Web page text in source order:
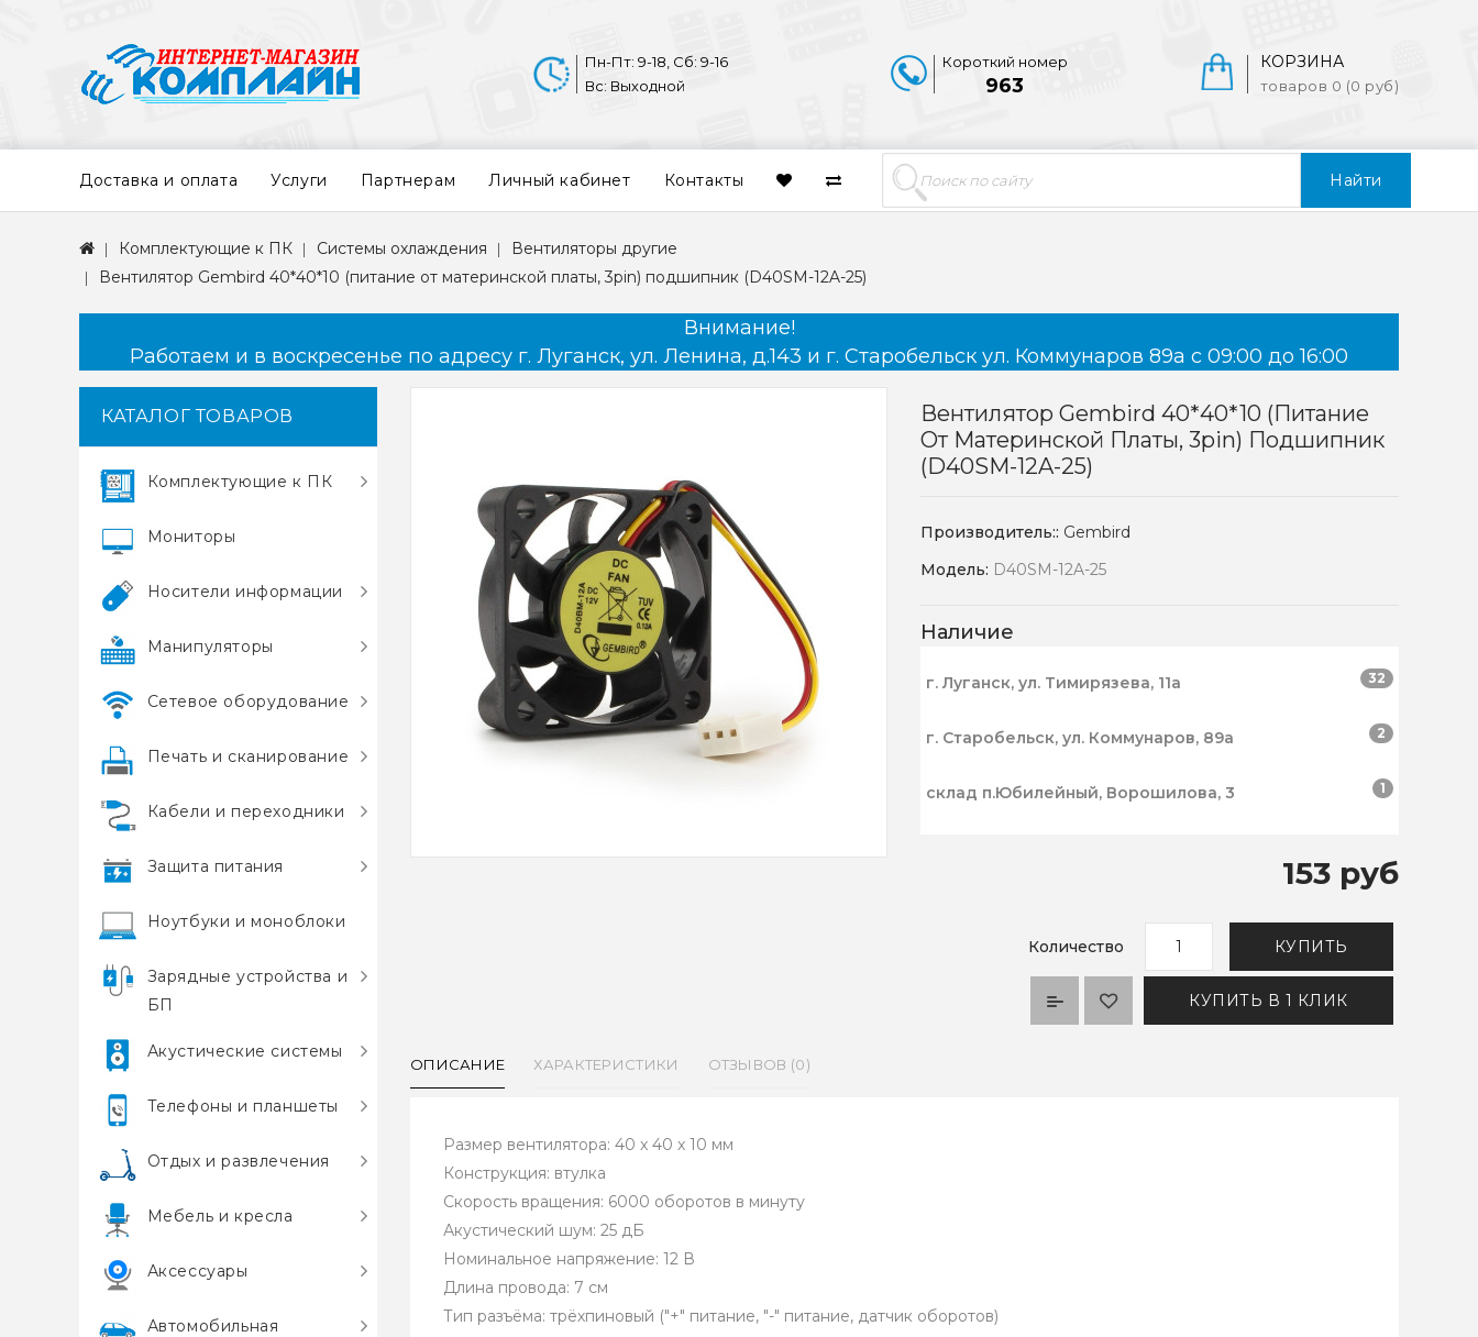
Найти
КОРЗИНА
товаров 0 (0 руб)
Короткий номер
963
Пн-Пт: 9-18, Сб: 9-16
Вс: Выходной
Доставка и оплата Услуги Партнерам Личный кабинет Контакты
Комплектующие к ПК Системы охлаждения
Вентиляторы другие
Вентилятор Gembird 40*40*10 (питание от материнской платы, 3pin) подшипник (D40SM-12A-25)
Внимание!
Работаем и в воскресенье по адресу г. Луганск, ул. Ленина, д.143 и г. Старобельск ул. Коммунаров 89а с 09:00 до 16:00
КАТАЛОГ ТОВАРОВ
Комплектующие к ПК
Мониторы
Носители информации
Манипуляторы
Сетевое оборудование
Печать и сканирование
Кабели и переходники
Защита питания
Ноутбуки и моноблоки
Зарядные устройства и
БП
Акустические системы
Телефоны и планшеты
Отдых и развлечения
Мебель и кресла
Аксессуары
Автомобильная
Вентилятор Gembird 40*40*10 (питание
От Материнской Платы, 3pin) Подшипник
(D40SM-12A-25)
Производитель:: Gembird
Модель: D40SM-12A-25
Наличие
г. Луганск, ул. Тимирязева, 11а 32
г. Старобельск, ул. Коммунаров, 89а 2
склад п.Юбилейный, Ворошилова, 3 1
153 руб
Количество КУПИТЬ
КУПИТЬ В 1 КЛИК
ОПИСАНИЕ ХАРАКТЕРИСТИКИ ОТЗЫВОВ (0)
Размер вентилятора: 40 x 40 x 10 мм
Конструкция: втулка
Скорость вращения: 6000 оборотов в минуту
Акустический шум: 25 дБ
Номинальное напряжение: 12 В
Длина провода: 7 см
Тип разъёма: трёхпиновый ("+" питание, "-" питание, датчик оборотов)